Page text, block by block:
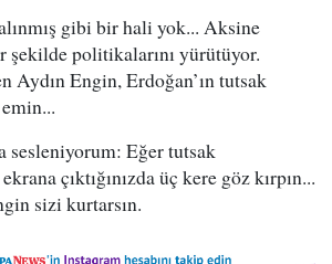
gibi bir hali yok... Aksine
şekilde politikalarını yürütüyor.
Aydın Engin, Erdoğan’ın tutsak
sesleniyorum: Eğer tutsak
çıktığınızda üç kere göz kırpın...
sizi kurtarsın.